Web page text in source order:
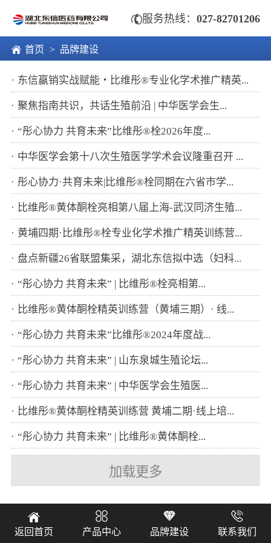
服务热线：027-82701206
 首页 > 品牌建设
东信赢销实战赋能・比维彤®专业化学术推广精英...
聚焦指南共识，共话生殖前沿 | 中华医学会生...
“彤心协力 共育未来”比维彤®栓2026年度...
中华医学会第十八次生殖医学学术会议隆重召开 ...
彤心协力·共育未来|比维彤®栓同期在六省市学...
比维彤®黄体酮栓亮相第八届上海-武汉同济生殖...
黄埔四期·比维彤®栓专业化学术推广精英训练营...
盘点新疆26省联盟集采，湖北东信拟中选（妇科...
“彤心协力 共育未来” | 比维彤®栓亮相第...
比维彤®黄体酮栓精英训练营（黄埔三期）· 线...
“彤心协力 共育未来”比维彤®2024年度战...
“彤心协力 共育未来” | 山东泉城生殖论坛...
“彤心协力 共育未来” | 中华医学会生殖医...
比维彤®黄体酮栓精英训练营 黄埔二期·线上培...
“彤心协力 共育未来” | 比维彤®黄体酮栓...
加载更多

返回首页

产品中心

品牌建设

联系我们